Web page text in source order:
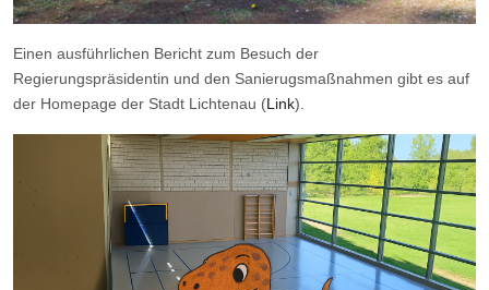
Einen ausführlichen Bericht zum Besuch der
Regierungspräsidentin und den Sanierugsmaßnahmen gibt es auf
der Homepage der Stadt Lichtenau (Link).